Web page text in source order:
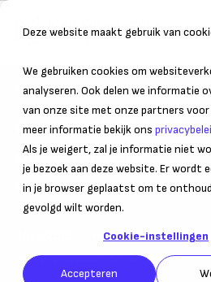
Deze website maakt gebruik van
We gebruiken cookies om
analyseren. Ook delen we informatie
van onze site met onze partners voor
meer informatie bekijk ons
Als je weigert, zal je informatie niet
je bezoek aan deze website. Er wordt
in je browser geplaatst om te
gevolgd wilt worden.
Cookie-instellingen
Accepteren
Home Juridisch
Aansprakelijkheid
ondernemers
Wanneer ben je als
– Leestijd:2min.
Laatst bijgewerkt:10 juli 2018